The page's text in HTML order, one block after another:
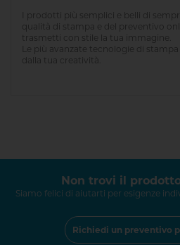
I prodotti più semplici e belli di
qualità di stampa e del preventivo
trasmetti con stile la tua immagine.
Le più avanzate tecnologie di
dalla tua creatività.
Non trovi il
Siamo felici di aiutarti per esigenze
Richiedi un preventivo